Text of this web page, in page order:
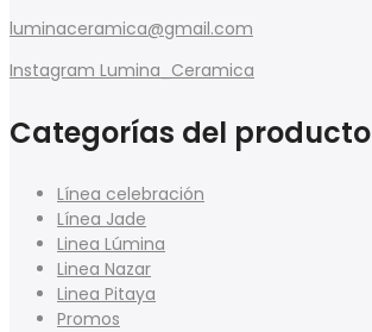
luminaceramica@gmail.com
Instagram Lumina_Ceramica
Categorías del producto
Línea celebración
Línea Jade
Linea Lúmina
Linea Nazar
Linea Pitaya
Promos